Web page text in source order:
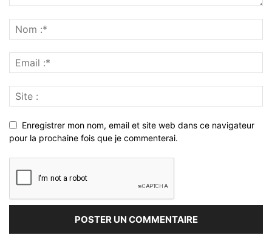
Enregistrer mon nom, email et site web dans ce navigateur
pour la prochaine fois que je commenterai.